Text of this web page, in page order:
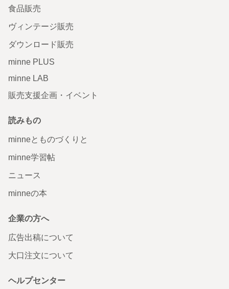
食品販売
ヴィンテージ販売
ダウンロード販売
minne PLUS
minne LAB
販売支援企画・イベント
読みもの
minneとものづくりと
minne学習帖
ニュース
minneの本
企業の方へ
広告出稿について
大口注文について
ヘルプセンター